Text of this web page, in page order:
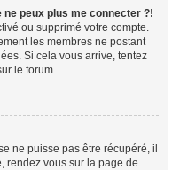
peux plus me connecter ?!
ou supprimé votre compte.
les membres ne postant
Si cela vous arrive, tentez
le forum.
ne puisse pas être récupéré, il
rendez vous sur la page de